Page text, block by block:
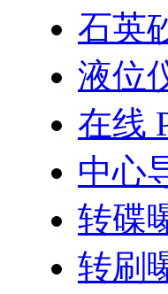
石英
液位
在线
中心
转碟
转刷